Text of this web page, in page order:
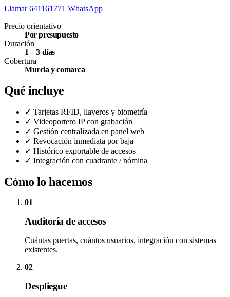
Llamar 641161771‬‬ WhatsApp
Precio orientativo
Por presupuesto
Duración
1 – 3 días
Cobertura
Murcia y comarca
Qué incluye
✓ Tarjetas RFID, llaveros y biometría
✓ Videoportero IP con grabación
✓ Gestión centralizada en panel web
✓ Revocación inmediata por baja
✓ Histórico exportable de accesos
✓ Integración con cuadrante / nómina
Cómo lo hacemos
01
Auditoría de accesos
Cuántas puertas, cuántos usuarios, integración con sistemas
existentes.
02
Despliegue